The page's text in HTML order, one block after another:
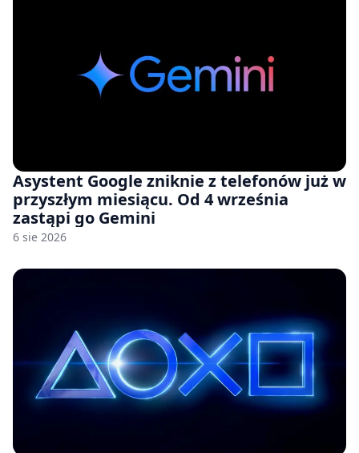
Asystent Google zniknie z telefonów już w
przyszłym miesiącu. Od 4 września
zastąpi go Gemini
6 sie 2026